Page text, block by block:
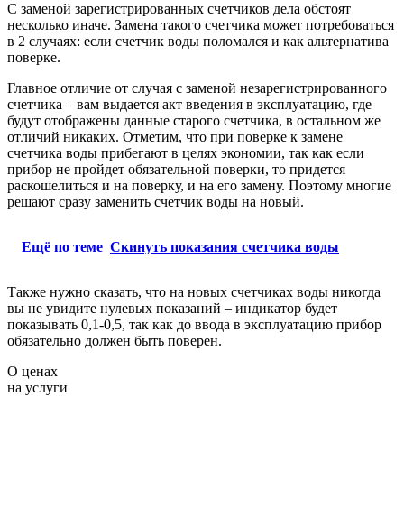
С заменой зарегистрированных счетчиков дела обстоят
несколько иначе. Замена такого счетчика может потребоваться
в 2 случаях: если счетчик воды поломался и как альтернатива
поверке.
Главное отличие от случая с заменой незарегистрированного
счетчика – вам выдается акт введения в эксплуатацию, где
будут отображены данные старого счетчика, в остальном же
отличий никаких. Отметим, что при поверке к замене
счетчика воды прибегают в целях экономии, так как если
прибор не пройдет обязательной поверки, то придется
раскошелиться и на поверку, и на его замену. Поэтому многие
решают сразу заменить счетчик воды на новый.
Ещё по теме Скинуть показания счетчика воды
Также нужно сказать, что на новых счетчиках воды никогда
вы не увидите нулевых показаний – индикатор будет
показывать 0,1-0,5, так как до ввода в эксплуатацию прибор
обязательно должен быть поверен.
О ценах
на услуги